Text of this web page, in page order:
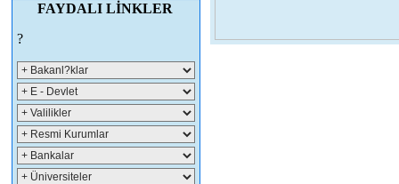
FAYDALI LİNKLER
?